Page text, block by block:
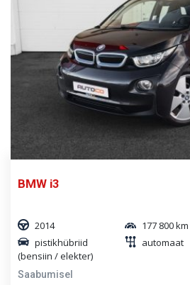
BMW i3
2014
177 800 km
pistikhübriid
(bensiin / elekter)
automaat
Saabumisel